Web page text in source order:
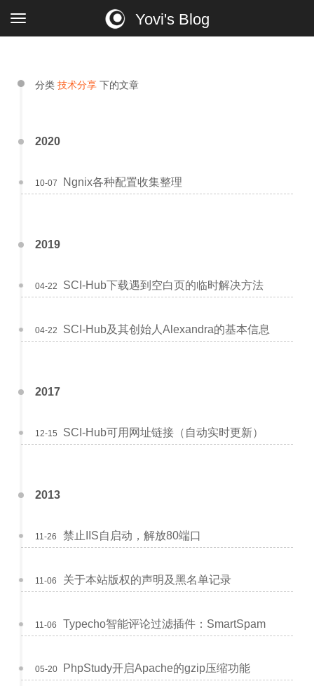
Yovi's Blog
分类 技术分享 下的文章
2020
Ngnix各种配置收集整理
10-07
2019
SCI-Hub下载遇到空白页的临时解决方法
04-22
SCI-Hub及其创始人Alexandra的基本信息
04-22
2017
SCI-Hub可用网址链接（自动实时更新）
12-15
2013
禁止IIS自启动，解放80端口
11-26
关于本站版权的声明及黑名单记录
11-06
Typecho智能评论过滤插件：SmartSpam
11-06
PhpStudy开启Apache的gzip压缩功能
05-20